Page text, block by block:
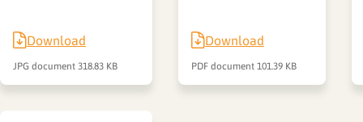
Download
JPG document 318.83 KB
Download
PDF document 101.39 KB